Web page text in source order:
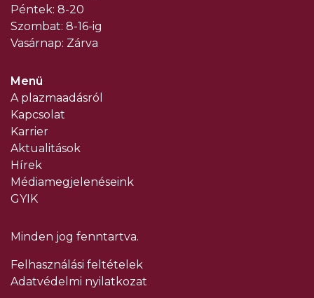
Péntek: 8-20
Szombat: 8-16-ig
Vasárnap: Zárva
Menü
A plazmaadásról
Kapcsolat
Karrier
Aktualitások
Hírek
Médiamegjelenéseink
GYIK
Minden jog fenntartva.
Felhasználási feltételek
Adatvédelmi nyilatkozat